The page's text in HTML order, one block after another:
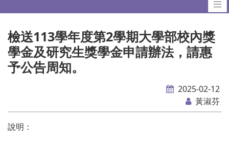
檢送113學年度第2學期大學部校內獎
學金及研究生獎學金申請辦法，請惠
予公告周知。
2025-02-12
黃淑芬
說明：